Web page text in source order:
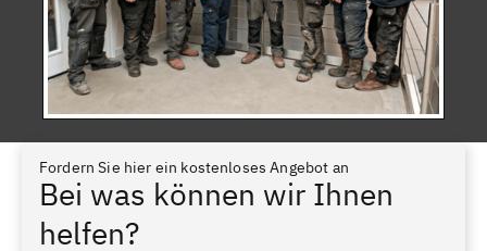
Fordern Sie hier ein kostenloses Angebot an
Bei was können wir Ihnen
helfen?